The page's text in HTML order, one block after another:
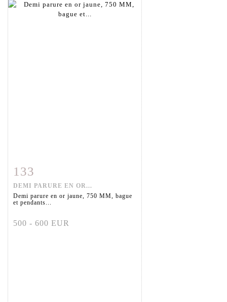
Fiche détaillée
133
DEMI PARURE EN OR...
Demi parure en or jaune, 750 MM, bague
et pendants...
500 - 600 EUR